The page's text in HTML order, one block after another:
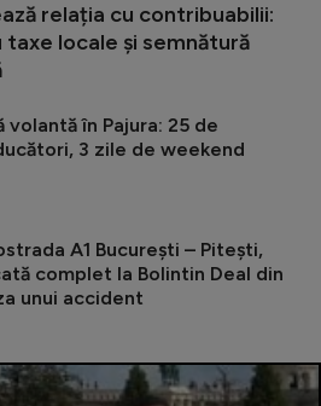
relația cu contribuabilii:
locale și semnătură
volantă în Pajura: 25 de
3 zile de weekend
A1 București – Pitești,
complet la Bolintin Deal din
unui accident